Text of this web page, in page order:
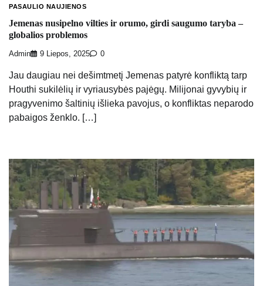
PASAULIO NAUJIENOS
Jemenas nusipelno vilties ir orumo, girdi saugumo taryba –
globalios problemos
Admin 9 Liepos, 2025 0
Jau daugiau nei dešimtmetį Jemenas patyrė konfliktą tarp
Houthi sukilėlių ir vyriausybės pajėgų. Milijonai gyvybių ir
pragyvenimo šaltinių išlieka pavojus, o konfliktas neparodo
pabaigos ženklo. […]